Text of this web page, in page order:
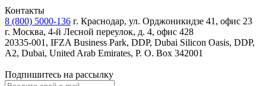
Контакты
8 (800) 5000-136 г. Краснодар, ул. Орджоникидзе 41, офис 23
г. Москва, 4-й Лесной переулок, д. 4, офис 428
20335-001, IFZA Business Park, DDP, Dubai Silicon Oasis, DDP,
A2, Dubai, United Arab Emirates, P. O. Box 342001
Подпишитесь на рассылку